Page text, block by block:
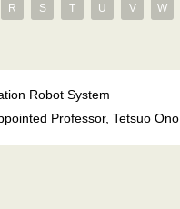
R S T U V W
Robot System
Professor, Tetsuo Ono